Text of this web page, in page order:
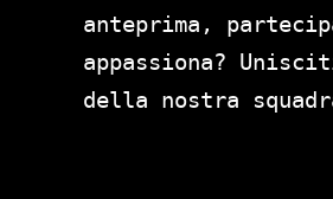
anteprima,
appassiona?
della nostra